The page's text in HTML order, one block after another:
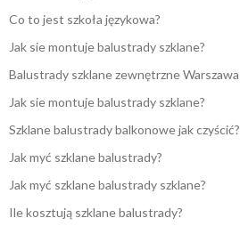
Co to jest szkoła językowa?
Jak sie montuje balustrady szklane?
Balustrady szklane zewnętrzne Warszawa
Jak sie montuje balustrady szklane?
Szklane balustrady balkonowe jak czyścić?
Jak myć szklane balustrady?
Jak myć szklane balustrady szklane?
Ile kosztują szklane balustrady?